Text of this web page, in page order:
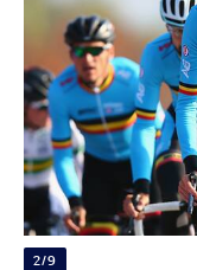
2/9